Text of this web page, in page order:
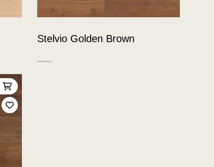
Stelvio Golden Brown
Ajoutez à mes favoris